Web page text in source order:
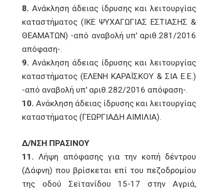
8. Ανάκληση άδειας ίδρυσης και λειτουργίας
καταστήματος (ΙΚΕ ΨΥΧΑΓΩΓΙΑΣ ΕΣΤΙΑΣΗΣ &
ΘΕΑΜΑΤΩΝ) -από αναβολή υπ' αριθ.281/2016
απόφαση-.
9. Ανάκληση άδειας ίδρυσης και λειτουργίας
καταστήματος (ΕΛΕΝΗ ΚΑΡΑΪΣΚΟΥ & ΣΙΑ Ε.Ε.)
-από αναβολή υπ' αριθ.282/2016 απόφαση-.
10. Ανάκληση άδειας ίδρυσης και λειτουργίας
καταστήματος (ΓΕΩΡΓΙΑΔΗ ΑΙΜΙΛΙΑ).
Δ/ΝΣΗ ΠΡΑΣΙΝΟΥ
11. Λήψη απόφασης για την κοπή δέντρου
(Δάφνη) που βρίσκεται επί του πεζοδρομίου
της οδού Σεϊτανίδου 15-17 στην Αγριά,